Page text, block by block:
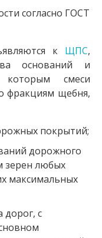
согласно ГОСТ
к ЩПС,
оснований и
которым смеси
фракциям щебня,
покрытий;
дорожного
зерен любых
максимальных
дорог, с